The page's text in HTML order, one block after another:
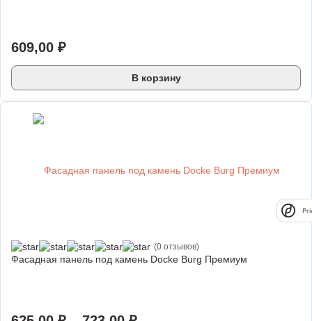
609,00 ₽
В корзину
(0 отзывов)
Фасадная панель под камень Docke Burg Премиум